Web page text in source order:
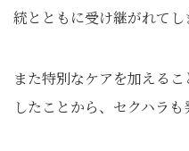
統とともに受け継がれてし
また特別なケアを加える
したことから、セクハラも